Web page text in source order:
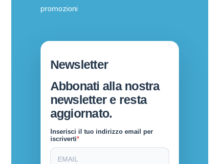
promozioni
Newsletter
Abbonati alla nostra
newsletter e resta
aggiornato.
Inserisci il tuo indirizzo email per
iscriverti